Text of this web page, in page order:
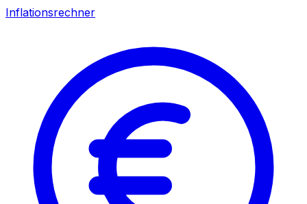
Inflationsrechner